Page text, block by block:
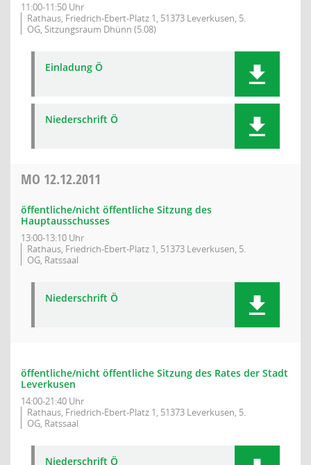
11:00-11:50 Uhr
Rathaus, Friedrich-Ebert-Platz 1, 51373 Leverkusen, 5.
OG, Sitzungsraum Dhünn (5.08)
Einladung Ö
Niederschrift Ö
MO 12.12.2011
öffentliche/nicht öffentliche Sitzung des
Hauptausschusses
13:00-13:10 Uhr
Rathaus, Friedrich-Ebert-Platz 1, 51373 Leverkusen, 5.
OG, Ratssaal
Niederschrift Ö
öffentliche/nicht öffentliche Sitzung des Rates der Stadt
Leverkusen
14:00-21:40 Uhr
Rathaus, Friedrich-Ebert-Platz 1, 51373 Leverkusen, 5.
OG, Ratssaal
Niederschrift Ö